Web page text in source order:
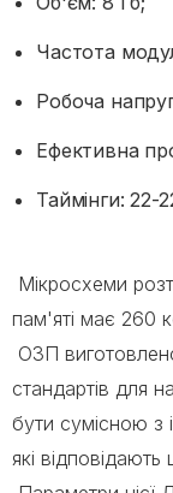
Частота
Робоча
Ефективна
Таймінги: 22-
Мікросхеми
пам'яті має 260
ОЗП
стандартів для
бути сумісною з
які